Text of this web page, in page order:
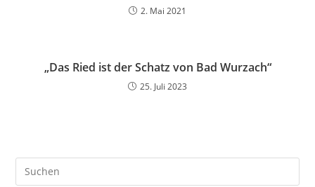
2. Mai 2021
„Das Ried ist der Schatz von Bad Wurzach“
25. Juli 2023